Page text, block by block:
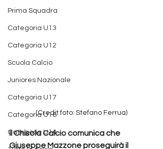
Prima Squadra
Categoria U13
Categoria U12
Scuola Calcio
Juniores Nazionale
Categoria U17
Categoria U16
Categoria U14
(Credit foto: Stefano Ferrua)
Il Chisola Calcio comunica che
Giuseppe Mazzone proseguirà il